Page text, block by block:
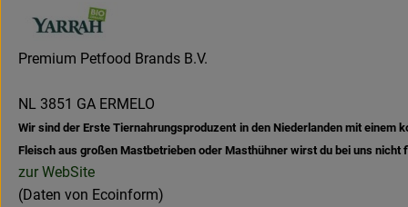
Premium Petfood Brands B.V.
NL 3851 GA ERMELO
Wir sind der Erste Tiernahrungsproduzent in den Niederlanden mit
Fleisch aus großen Mastbetrieben oder Masthühner wirst du bei uns nicht
zur WebSite
(Daten von Ecoinform)